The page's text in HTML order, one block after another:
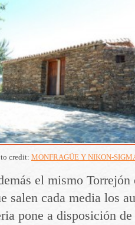
credit: MONFRAGÜE Y NIKON-
el mismo Torrejón
salen cada media los
pone a disposición